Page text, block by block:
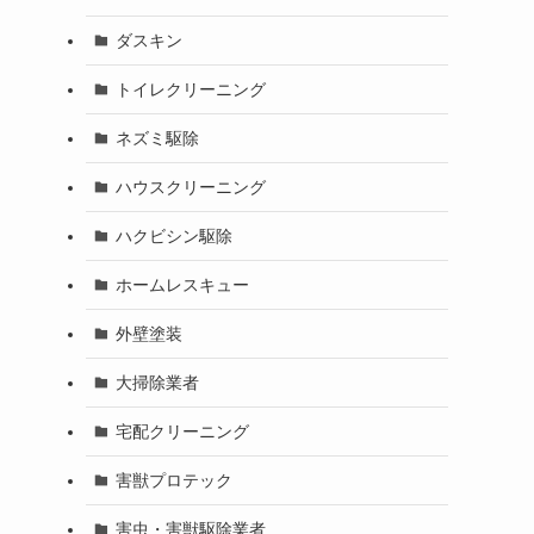
ダスキン
トイレクリーニング
ネズミ駆除
ハウスクリーニング
ハクビシン駆除
ホームレスキュー
外壁塗装
大掃除業者
宅配クリーニング
害獣プロテック
害虫・害獣駆除業者